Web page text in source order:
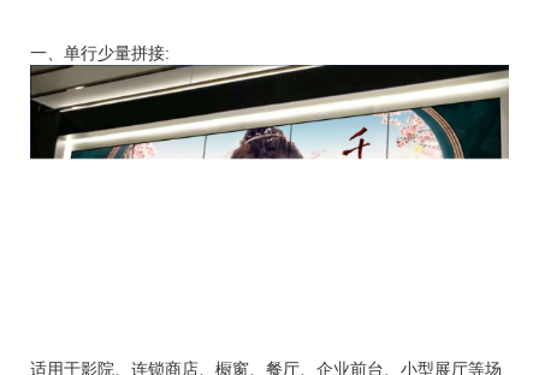
一、单行少量拼接:
适用于影院、连锁商店、橱窗、餐厅、企业前台、小型展厅等场